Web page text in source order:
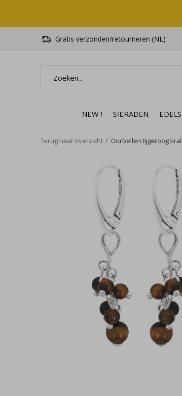
NEW ! SIERADEN
Gratis verzonden/retourneren (NL)
Terug naar overzicht Oorbellen tijgeroog